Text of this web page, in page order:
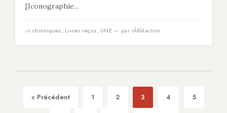
[Iconographie...
in chroniques, Livres reçus, UNE — par rÃ©daction
« Précédent 1 2 3 4 5